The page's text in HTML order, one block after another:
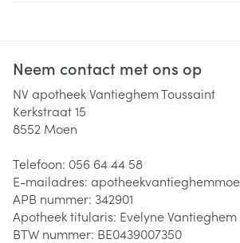
Neem contact met ons op
NV apotheek Vantieghem Toussaint
Kerkstraat 15
8552 Moen
Telefoon: 056 64 44 58
E-mailadres:
APB nummer: 342901
Apotheek titularis: Evelyne Vantieghem
BTW nummer: BE0439007350